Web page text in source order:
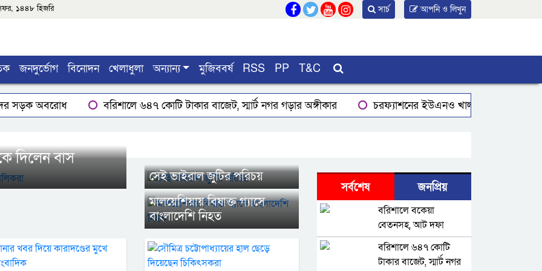
১৪৪৮ হিজরি আপনি ও লিখুন
সার্চ
জনদুর্ভোগ বিনোদন খেলাধুলা অন্যান্য মুজিববর্ষ RSS PP T&C
সড়ক অবরোধ বরিশালে ৬৪৭ কোটি টাকার বাজেট, স্মার্ট নগর গড়ার অঙ্গীকার
চরফ্যাশনের ইউএনও খাল খননের ১ কোটি
ঔষধ বিতরন
বরিশালে ভুয়া বিল করায় ৩ পুলিশ বরখাস্ত
দিলেন বাস
সেই ভাইরাল জুটির পরিচয়
মালয়েশিয়ায় বিষাক্ত গ্যাসে
বাংলাদেশি নিহত
সর্বশেষ জনপ্রিয়
বরিশালে বকেয়া
বেতনসহ, আট দফা
দাবিতে শ্রমিকদের সড়ক
অবরোধ
বরিশালে ৬৪৭ কোটি
টাকার বাজেট, স্মার্ট নগর